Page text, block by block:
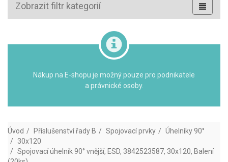
Zobrazit filtr kategorií
Nákup na E-shopu je možný pouze pro podnikatele
a právnické osoby.
Úvod Příslušenství řady B Spojovací prvky
Úhelníky 90°
30x120
Spojovací úhelník 90° vnější, ESD, 3842523587, 30x120, Balení